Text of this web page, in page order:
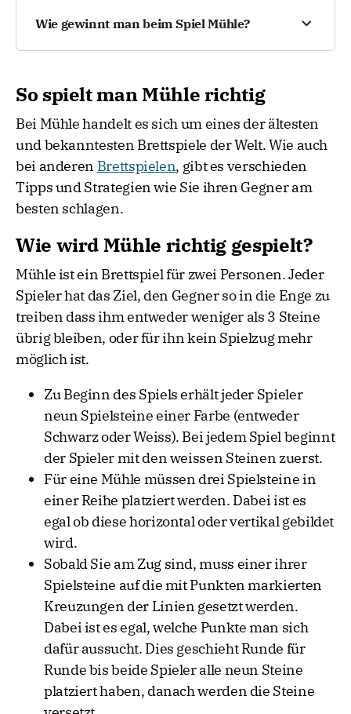
begeisterte Mühlespieler und verbreiteten den
dieser sicherzustellen. Da ein Sieg nur über das
Bilden von Mühlen erreicht werden kann, sind
Sie, Spielräume zu lassen, um in der nächsten
Phase Ihre Dreiergruppen zusammenschieben
zu können. Am effektivsten ist die sogenannte
Doppelmühle, bei der Sie bei jedem Ihrer
Spielzüge eine Mühle bilden können und Ihrem
Gegner einen ungeschützten Stein entwenden
dürfen.
Wie gewinnt man beim Spiel Mühle?
auf zwei Steine reduziert. Steine werden
abwechselnd auf das Brett gesetzt und später
bilden und gegnerische Steine zu entfernen.
So spielt man Mühle richtig
Bei Mühle handelt es sich um eines der ältesten
und bekanntesten Brettspiele der Welt. Wie auch
bei anderen Brettspielen, gibt es verschieden
Tipps und Strategien wie Sie ihren Gegner am
besten schlagen.
Wie wird Mühle richtig gespielt?
Mühle ist ein Brettspiel für zwei Personen. Jeder
Spieler hat das Ziel, den Gegner so in die Enge zu
treiben dass ihm entweder weniger als 3 Steine
übrig bleiben, oder für ihn kein Spielzug mehr
möglich ist.
Zu Beginn des Spiels erhält jeder Spieler
neun Spielsteine einer Farbe (entweder
Schwarz oder Weiss). Bei jedem Spiel beginnt
der Spieler mit den weissen Steinen zuerst.
Für eine Mühle müssen drei Spielsteine in
einer Reihe platziert werden. Dabei ist es
egal ob diese horizontal oder vertikal gebildet
wird.
Sobald Sie am Zug sind, muss einer ihrer
Spielsteine auf die mit Punkten markierten
Kreuzungen der Linien gesetzt werden.
Dabei ist es egal, welche Punkte man sich
dafür aussucht. Dies geschieht Runde für
Runde bis beide Spieler alle neun Steine
platziert haben, danach werden die Steine